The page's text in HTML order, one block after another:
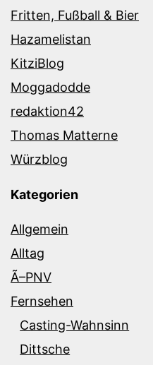
Fritten, Fußball & Bier
Hazamelistan
KitziBlog
Moggadodde
redaktion42
Thomas Matterne
Würzblog
Kategorien
Allgemein
Alltag
Ã–PNV
Fernsehen
Casting-Wahnsinn
Dittsche